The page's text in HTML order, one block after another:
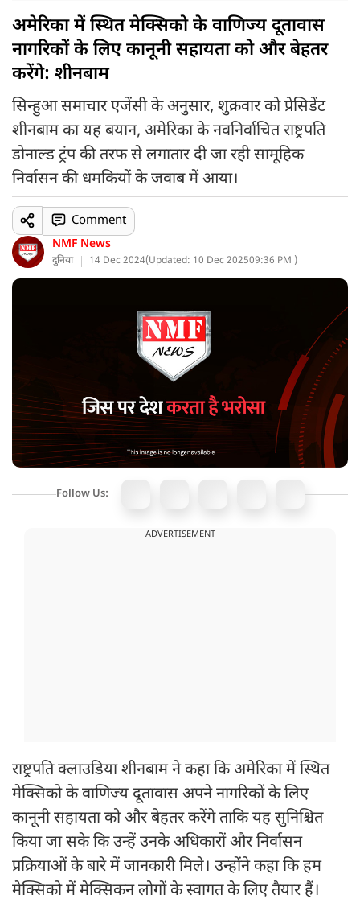
अमेरिका में स्थित मेक्सिको के वाणिज्य दूतावास
नागरिकों के लिए कानूनी सहायता को और बेहतर
करेंगे: शीनबाम
सिन्हुआ समाचार एजेंसी के अनुसार, शुक्रवार को प्रेसिडेंट
शीनबाम का यह बयान, अमेरिका के नवनिर्वाचित राष्ट्रपति
डोनाल्ड ट्रंप की तरफ से लगातार दी जा रही सामूहिक
निर्वासन की धमकियों के जवाब में आया।
NMF News
दुनिया 14 Dec 2024(Updated: 10 Dec 202509:36 PM )
Comment
Follow Us:
ADVERTISEMENT
राष्ट्रपति क्लाउडिया शीनबाम ने कहा कि अमेरिका में स्थित
मेक्सिको के वाणिज्य दूतावास अपने नागरिकों के लिए
कानूनी सहायता को और बेहतर करेंगे ताकि यह सुनिश्चित
किया जा सके कि उन्हें उनके अधिकारों और निर्वासन
प्रक्रियाओं के बारे में जानकारी मिले। उन्होंने कहा कि हम
मेक्सिको में मेक्सिकन लोगों के स्वागत के लिए तैयार हैं।